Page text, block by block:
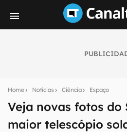
Home Notícias Ciência Espaço
Veja novas fotos do
maior telescópio
notícias e reviews sobre
mão.
E-mail